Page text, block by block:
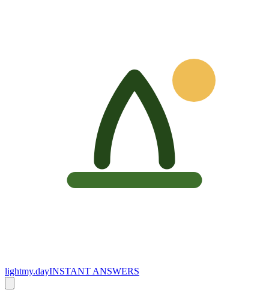
lightmy.dayINSTANT ANSWERS